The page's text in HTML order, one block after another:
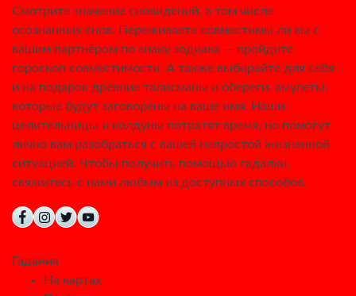
Смотрите значение сновидений, в том числе
осознанных снов. Переживаете совместимы ли вы с
вашим партнёром по знаку зодиака — пройдите
гороскоп совместимости. А также выбирайте для себя
и на подарок древние талисманы и обереги, амулеты,
которые будут заговорены на ваше имя. Наши
целительницы и колдуны потратят время, но помогут
лично вам разобраться с вашей непростой жизненной
ситуацией. Чтобы получить помощью гадалки,
свяжитесь с нами любым из доступных способов.
Гадания
На картах